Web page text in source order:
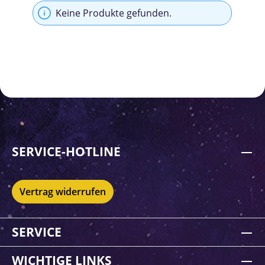
Keine Produkte gefunden.
SERVICE-HOTLINE
Vertrag widerrufen
SERVICE
WICHTIGE LINKS